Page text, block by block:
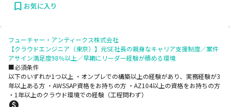
お気に入り
フューチャー・アンティークス株式会社
【クラウドエンジニア（東京）】元SE社長の親身なキャリア支援制度／案件
アサイン満足度98％以上／早期にリーダー経験が積める環境
■必須条件
以下のいずれか1つ以上 ・オンプレでの構築以上の経験があり、実務経験が3
年以上ある方 ・AWSSAP資格をお持ちの方 ・AZ104以上の資格をお持ちの方
・1年以上のクラウド環境での経験（工程問わず）